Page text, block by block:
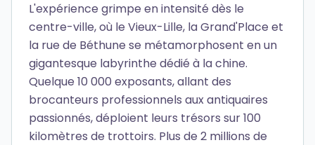
L'expérience grimpe en intensité dès le
centre-ville, où le Vieux-Lille, la Grand'Place et
la rue de Béthune se métamorphosent en un
gigantesque labyrinthe dédié à la chine.
Quelque 10 000 exposants, allant des
brocanteurs professionnels aux antiquaires
passionnés, déploient leurs trésors sur 100
kilomètres de trottoirs. Plus de 2 millions de